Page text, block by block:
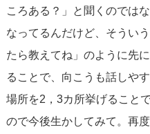
その際、お店などの選択肢
調べる手間がかかりません。
②デートプランに対して反
に伝えてお相手が選べるよ
「11月3,4日なら終日空いて
ころある？」と聞くのでは
なってるんだけど、そうい
たら教えてね」のように先
ることで、向こうも話しや
場所を2，3カ所挙げること
ので今後生かしてみて。再